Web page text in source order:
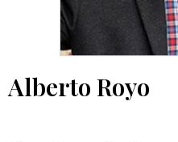
Alberto Royo